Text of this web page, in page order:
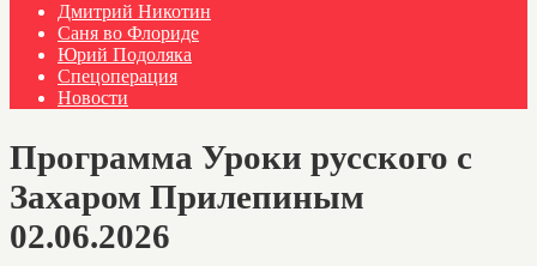
Дмитрий Никотин
Саня во Флориде
Юрий Подоляка
Спецоперация
Новости
Программа Уроки русского с
Захаром Прилепиным
02.06.2026